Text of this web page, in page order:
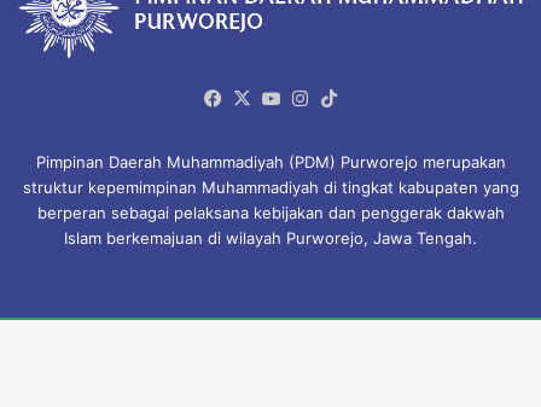
Facebook
X YouTubeInstagram
Pimpinan Daerah Muhammadiyah (PDM) Purworejo merupakan
struktur kepemimpinan Muhammadiyah di tingkat kabupaten yang
berperan sebagai pelaksana kebijakan dan penggerak dakwah
Islam berkemajuan di wilayah Purworejo, Jawa Tengah.